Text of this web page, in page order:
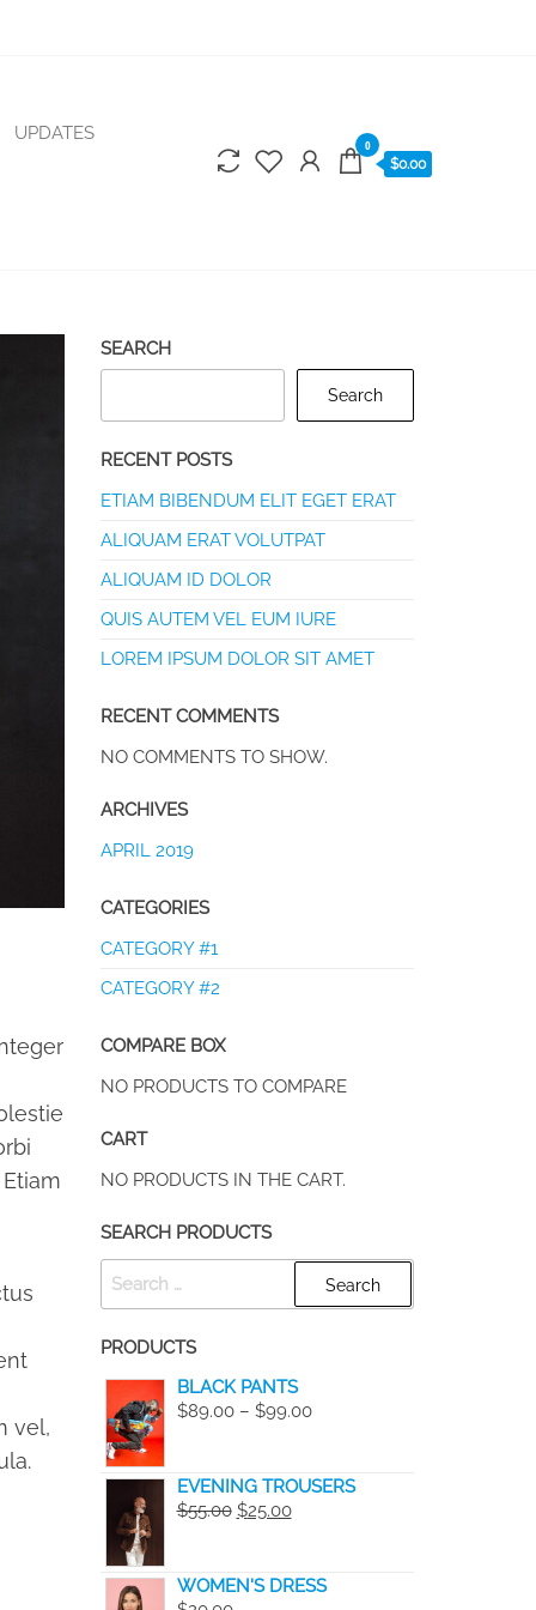
UPDATES
0
$0.00
vel,
SEARCH
Search
RECENT POSTS
ETIAM BIBENDUM ELIT EGET ERAT
ALIQUAM ERAT VOLUTPAT
ALIQUAM ID DOLOR
QUIS AUTEM VEL EUM IURE
LOREM IPSUM DOLOR SIT AMET
RECENT COMMENTS
NO COMMENTS TO SHOW.
ARCHIVES
APRIL 2019
CATEGORIES
CATEGORY #1
CATEGORY #2
COMPARE BOX
NO PRODUCTS TO COMPARE
CART
NO PRODUCTS IN THE CART.
SEARCH PRODUCTS
SEARCH
PRODUCTS
BLACK PANTS
$89.00 – $99.00PRICE
THROUGH
EVENING TROUSERS
$55.00 ORIGINAL
$55.00.
$25.00CURRENT
$25.00.
WOMEN'S DRESS